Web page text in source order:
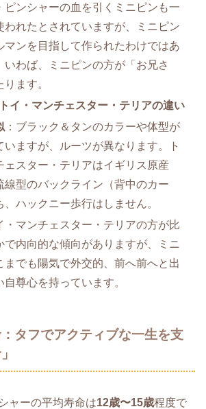
ピンシャーの血を引くミニピンも一
われたとされていますが、ミニピン
マンを目指して作られたわけではあ
いわば、ミニピンの方が「お兄さ
ます。
イ・マンチェスター・テリアの違い
：ブラック＆タンのカラーや体型が
いますが、ルーツが異なります。ト
ェスター・テリアはイギリス原産
線型のバックライン（背中のカー
、ハックニー歩行はしません。
・マンチェスター・テリアの方が比
で内向的な傾向がありますが、ミニ
までも陽気で外交的、前へ前へと出
自尊心を持っています。
タフでアクティブな一生を支
ャーの平均寿命は12歳〜15歳程度で